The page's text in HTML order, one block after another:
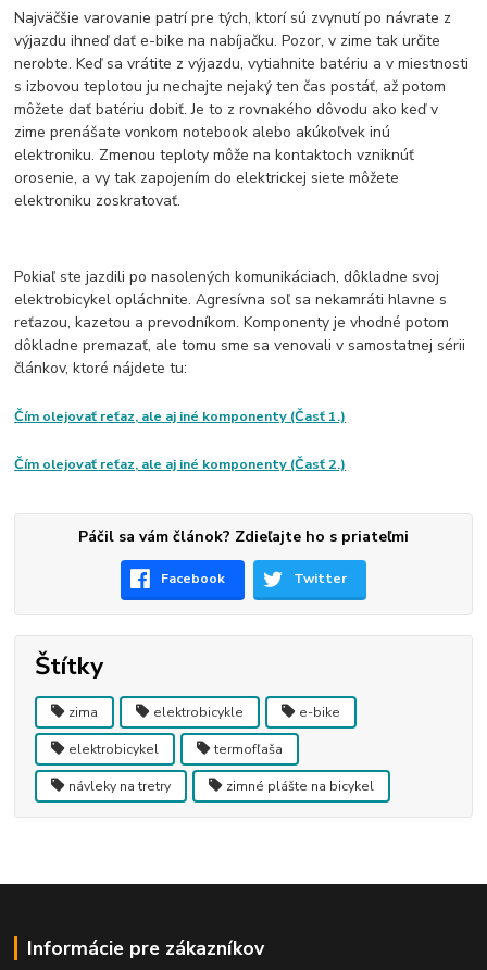
Najväčšie varovanie patrí pre tých, ktorí sú zvynutí po návrate z
výjazdu ihneď dať e-bike na nabíjačku. Pozor, v zime tak určite
nerobte. Keď sa vrátite z výjazdu, vytiahnite batériu a v miestnosti
s izbovou teplotou ju nechajte nejaký ten čas postáť, až potom
môžete dať batériu dobiť. Je to z rovnakého dôvodu ako keď v
zime prenášate vonkom notebook alebo akúkoľvek inú
elektroniku. Zmenou teploty môže na kontaktoch vzniknúť
orosenie, a vy tak zapojením do elektrickej siete môžete
elektroniku zoskratovať.
Pokiaľ ste jazdili po nasolených komunikáciach, dôkladne svoj
elektrobicykel opláchnite. Agresívna soľ sa nekamráti hlavne s
reťazou, kazetou a prevodníkom. Komponenty je vhodné potom
dôkladne premazať, ale tomu sme sa venovali v samostatnej sérii
článkov, ktoré nájdete tu:
Čím olejovať reťaz, ale aj iné komponenty (Časť 1.)
Čím olejovať reťaz, ale aj iné komponenty (Časť 2.)
Páčil sa vám článok? Zdieľajte ho s priateľmi
Facebook Twitter
Štítky
zima elektrobicykle e-bike
elektrobicykel termofľaša
návleky na tretry zimné plášte na bicykel
Informácie pre zákazníkov